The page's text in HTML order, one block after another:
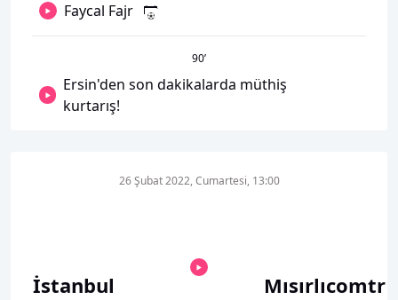
Faycal Fajr
90’
Ersin'den son dakikalarda müthiş
kurtarış!
İstanbul
26 Şubat 2022, Cumartesi, 13:00
Mısırlıcomtr